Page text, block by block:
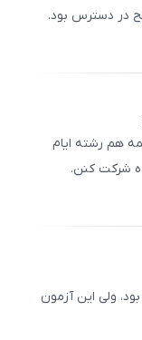
در دسترس بود.
هم رشته ایام
شرکت کنن.
ولی این آزمون